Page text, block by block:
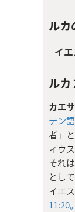
ルカ
イ
ルカ
カエ
テン語
者」
ィウ
それ
とし
イエ
11:20。